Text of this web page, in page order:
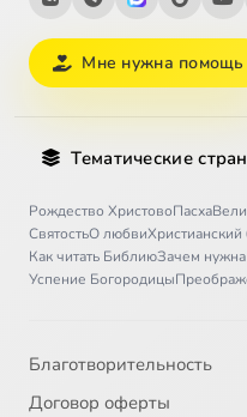
Мне нужна помощь
Тематические
Рождество ХристовоПасха
СвятостьО любвиХристианский
Как читать БиблиюЗачем
Успение Богородицы
Благотворительность
Договор оферты